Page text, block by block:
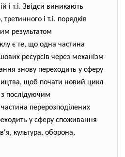
і т.і. Звідси виникають
і т.і. порядків
результатом
є те, що одна частина
ресурсів через механізм
знову переходить у сферу
щоб почати новий цикл
послідуючим
перерозподілених
у сферу споживання
культура, оборона,